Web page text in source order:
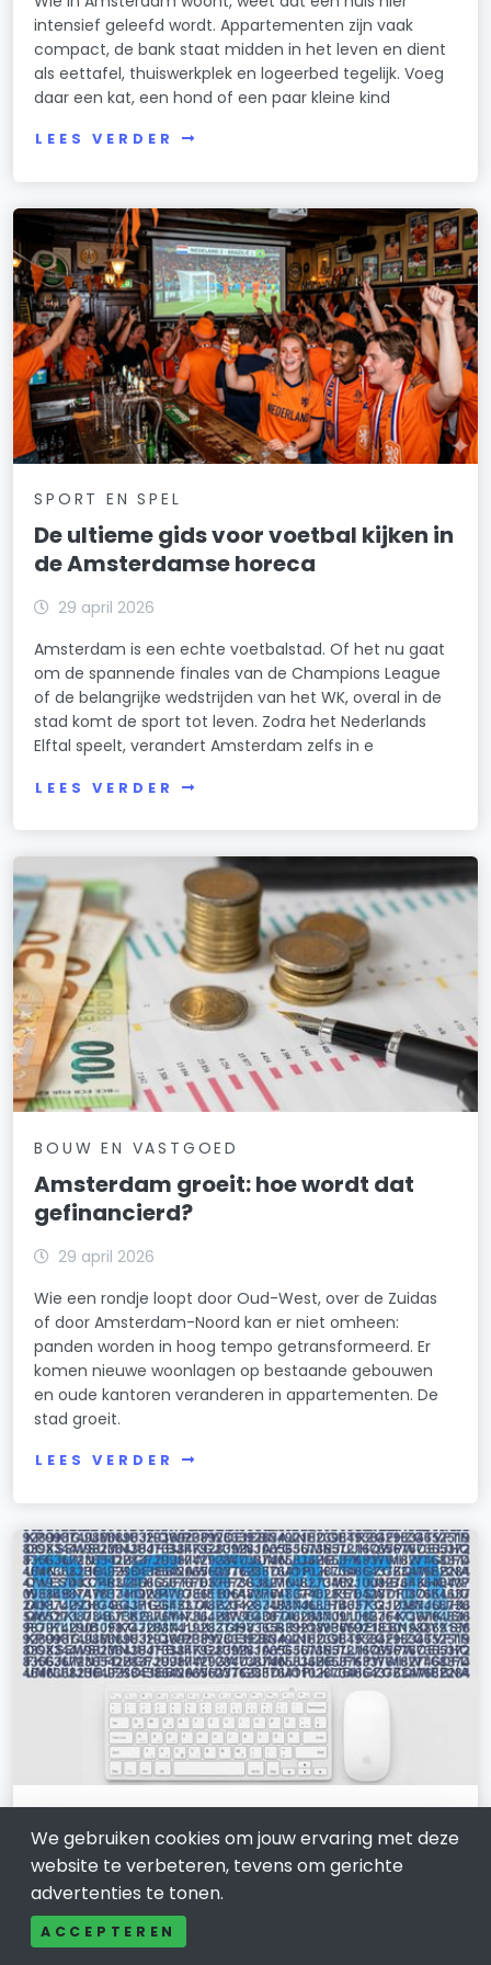
intensief geleefd wordt. Appartementen zijn vaak
compact, de bank staat midden in het leven en dient
als eettafel, thuiswerkplek en logeerbed tegelijk. Voeg
daar een kat, een hond of een paar kleine kind
LEES VERDER
SPORT EN SPEL
De ultieme gids voor voetbal kijken in
de Amsterdamse horeca
29 april 2026
Amsterdam is een echte voetbalstad. Of het nu gaat
om de spannende finales van de Champions League
of de belangrijke wedstrijden van het WK, overal in de
stad komt de sport tot leven. Zodra het Nederlands
Elftal speelt, verandert Amsterdam zelfs in e
LEES VERDER
BOUW EN VASTGOED
Amsterdam groeit: hoe wordt dat
gefinancierd?
29 april 2026
Wie een rondje loopt door Oud-West, over de Zuidas
of door Amsterdam-Noord kan er niet omheen:
panden worden in hoog tempo getransformeerd. Er
komen nieuwe woonlagen op bestaande gebouwen
en oude kantoren veranderen in appartementen. De
stad groeit.
LEES VERDER
Waarom actuele data essentieel is
voor bedrijven in Amsterdam
21 april 2026
We gebruiken cookies om jouw ervaring met deze
website te verbeteren, tevens om gerichte
advertenties te tonen.
ACCEPTEREN